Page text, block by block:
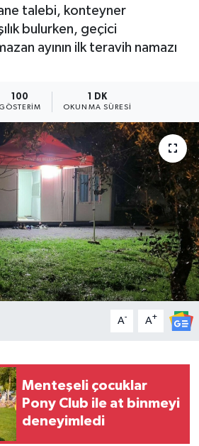
talebi, konteyner
bulurken, geçici
ayının ilk teravih namazı
100
GÖSTERIM
1 DK
OKUNMA SÜRESI
A- A+
Menteşeli çocuklar
Pony Club ile at binmeyi
deneyimledi